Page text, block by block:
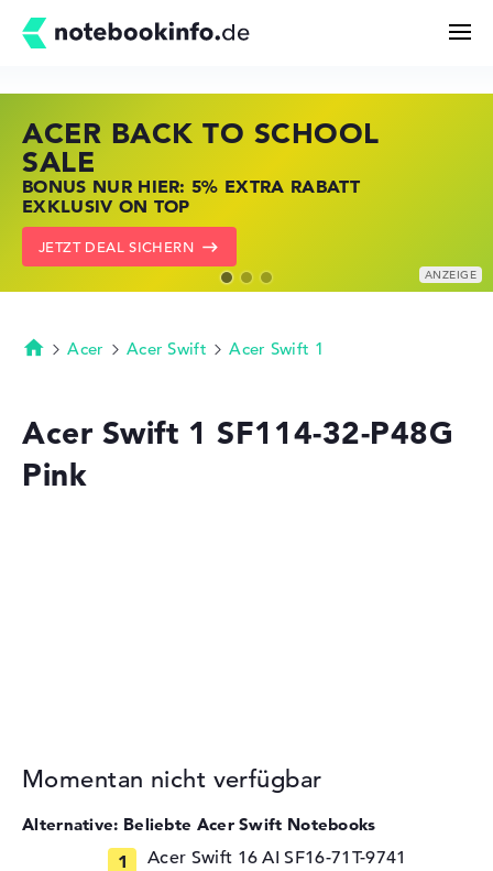
Kaufberatung
Technik & Wissen
Deals
ACER BACK TO SCHOOL
SALE
BONUS NUR HIER: 5% EXTRA RABATT
EXKLUSIV ON TOP
JETZT DEAL SICHERN
HP STORE SSV DEALS
JETZT ZUGREIFEN: NOTEBOOKS BEI HP
KRÄFTIG REDUZIERT
ZU DEN HP ANGEBOTEN
LENOVO LAPTOP DEALS
NOTEBOOKS BEI LENOVO JETZT
KRÄFTIG REDUZIERT
LENOVO DEALS ZEIGEN
Startseite
Acer Acer Swift Acer Swift 1
Acer Swift 1 SF114-32-P48G
Pink
Momentan nicht verfügbar
Alternative: Beliebte Acer Swift Notebooks
Acer Swift 16 AI SF16-71T-9741